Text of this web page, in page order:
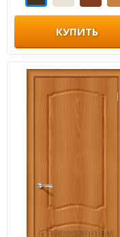
КУПИТЬ